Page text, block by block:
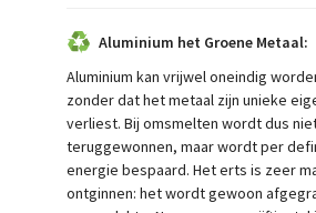
Aluminium het Groene Metaal:
Aluminium kan vrijwel oneindig
zonder dat het metaal zijn unieke
verliest. Bij omsmelten wordt dus
teruggewonnen, maar wordt per
energie bespaard. Het erts is zeer
ontginnen: het wordt gewoon